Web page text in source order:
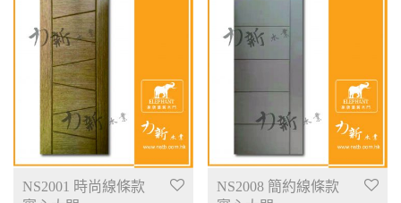
NS2001 時尚線條款
NS2008 簡約線條款